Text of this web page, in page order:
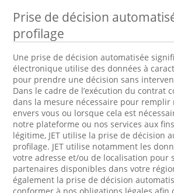
Prise de décision
profilage
Une prise de décision automatisée
électronique utilise des données à
pour prendre une décision sans
Dans le cadre de l’exécution du contrat
dans la mesure nécessaire pour remplir
envers vous ou lorsque cela est
notre plateforme ou nos services aux
légitime, JET utilise la prise de décision
profilage. JET utilise notamment les
votre adresse et/ou de localisation pour
partenaires disponibles dans votre
également la prise de décision